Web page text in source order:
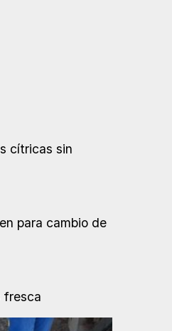
cítricas sin
para cambio de
fresca